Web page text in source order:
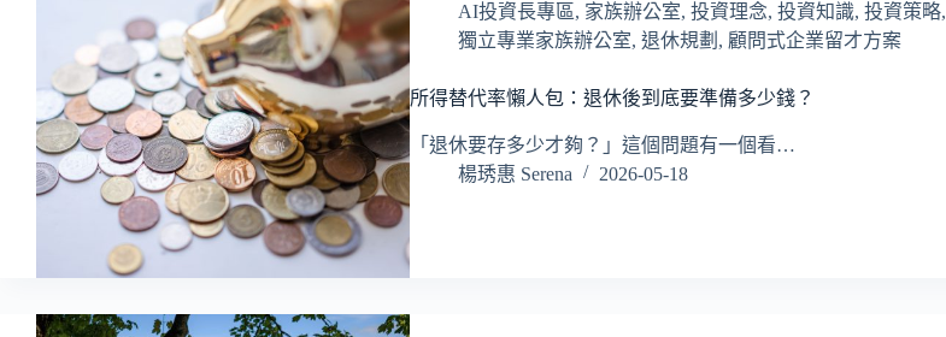
AI投資長專區, 家族辦公室, 投資理念, 投資知識, 投資策略,
獨立專業家族辦公室, 退休規劃 , 顧問式企業留才方案
所得替代率懶人包：退休後到底要準備多少錢？
「退休要存多少才夠？」這個問題有一個看…
楊琇惠 Serena
2026-05-18